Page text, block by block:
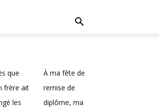
que
frère ait
les
À ma fête de
remise de
diplôme, ma